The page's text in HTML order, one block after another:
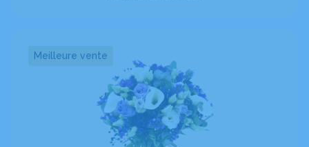
Meilleure vente